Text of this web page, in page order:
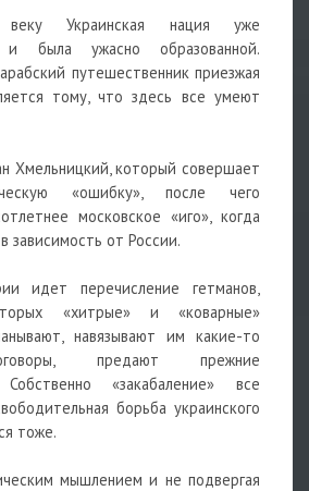
Украинская нация уже
и была ужасно образованной.
путешественник приезжая
тому, что здесь все умеют
Хмельницкий, который совершает
«ошибку», после чего
московское «иго», когда
зависимость от России.
идет перечисление гетманов,
«хитрые» и «коварные»
навязывают им какие-то
предают прежние
Собственно «закабаление» все
борьба украинского
тоже.
мышлением и не подвергая